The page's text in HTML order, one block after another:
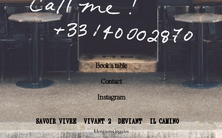
Book a table
Contact
Instagram
SAVOIR VIVRE VIVANT 2 DEVIANT IL CAMINO
Mentions légales